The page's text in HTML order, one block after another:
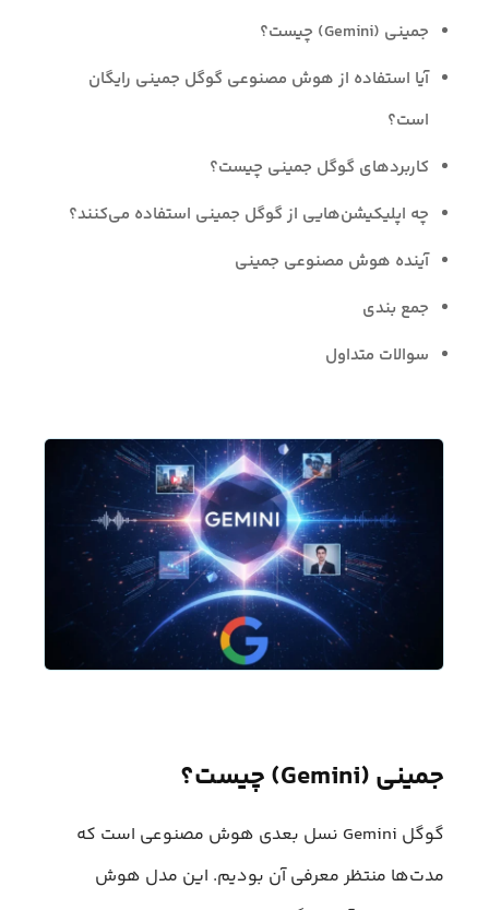
جمینی (Gemini) چیست؟
آیا استفاده از هوش مصنوعی گوگل جمینی رایگان
است؟
کاربردهای گوگل جمینی چیست؟
چه اپلیکیشن‌هایی از گوگل جمینی استفاده می‌کنند؟
آینده هوش مصنوعی جمینی
جمع بندی
سوالات متداول
جمینی (Gemini) چیست؟
گوگل Gemini نسل بعدی هوش مصنوعی است که
مدت‌ها منتظر معرفی آن بودیم. این مدل هوش